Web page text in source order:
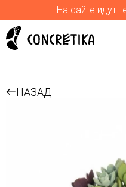
На сайте идут
НАЗАД